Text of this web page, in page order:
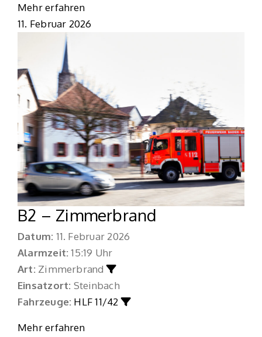
Mehr erfahren
11. Februar 2026
B2 – Zimmerbrand
Datum: 11. Februar 2026
Alarmzeit:15:19 Uhr
Art:Zimmerbrand
Einsatzort: Steinbach
Fahrzeuge: HLF 11/42
Mehr erfahren